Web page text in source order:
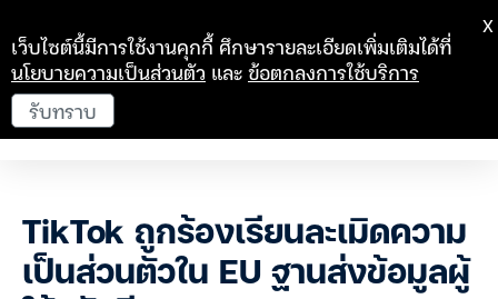
TikTok ถูกร้องเรียนละเมิดความ
เป็นส่วนตัวใน EU ฐานส่งข้อมูลผู้
เว็บไซต์นี้มีการใช้งานคุกกี้ ศึกษารายละเอียดเพิ่มเติมได้ที่
นโยบายความเป็นส่วนตัว และข้อตกลงการใช้บริการ
รับทราบ
X